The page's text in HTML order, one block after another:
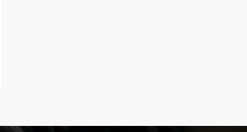
的顺利进行，并保障受卵者的权益。 面试与